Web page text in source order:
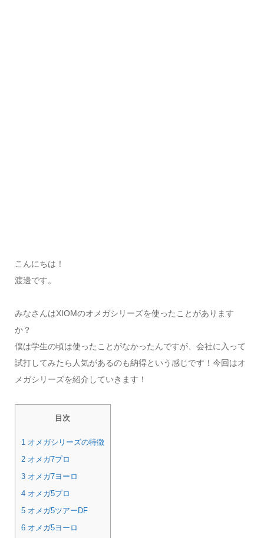
こんにちは！
渡邊です。
みなさんはXIOMのオメガシリーズを使ったことがあります
か？
僕は学生の頃は使ったことがなかったんですが、会社に入って
試打してみたら人気があるのも納得という感じです！今回はオ
メガシリーズを紹介していきます！
目次
1 オメガシリーズの特徴
2 オメガ7プロ
3 オメガ7ヨーロ
4 オメガ5プロ
5 オメガ5ツアーDF
6 オメガ5ヨーロ